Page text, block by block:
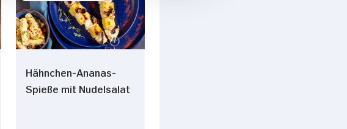
Hähnchen-Ananas-
Spieße mit Nudelsalat